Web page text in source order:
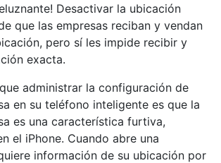
Desactivar la ubicación
que las empresas reciban y vendan
pero sí les impide recibir y
exacta.
administrar la configuración de
en su teléfono inteligente es que la
es una característica furtiva,
el iPhone. Cuando abre una
información de su ubicación por